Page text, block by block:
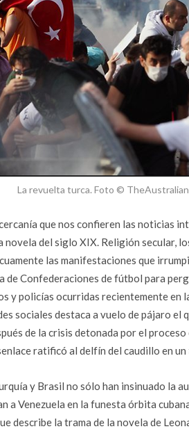
La revuelta turca. Foto ©
que nos confieren las noticias
del siglo XIX. Religión secular,
las manifestaciones que
de Confederaciones de fútbol para
y policías ocurridas recientemente en
sociales destaca a vuelo de pájaro el
de la crisis detonada por el
ratificó al delfín del caudillo en un
y Brasil no sólo han insinuado la
a Venezuela en la funesta órbita
describe la trama de la novela de